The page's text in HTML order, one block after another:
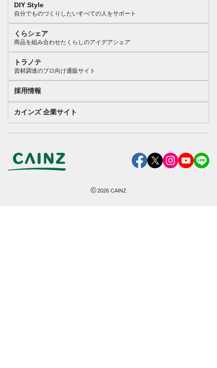
DIY Style
自分でものづくりしたいすべての人をサポート
くらシェア
商品を組み合わせたくらしのアイデアシェア
トラノテ
資材調達のプロ向け通販サイト
採用情報
カインズ 企業サイト
©2026 CAINZ